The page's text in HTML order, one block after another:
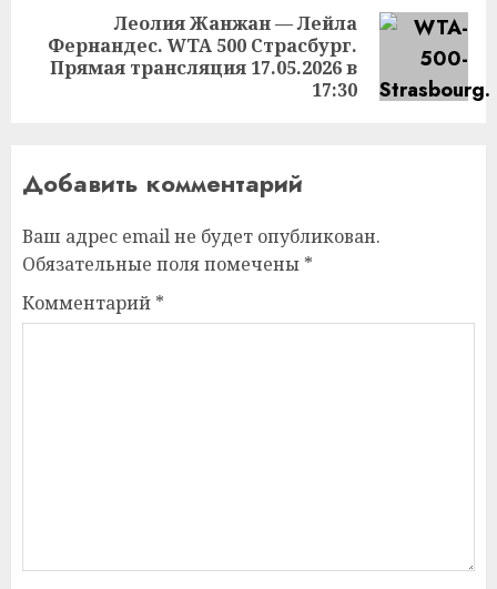
Следующая
запись:
Леолия Жанжан — Лейла
Фернандес. WTA 500 Страсбург.
Прямая трансляция 17.05.2026 в
17:30
Добавить комментарий
Ваш адрес email не будет опубликован.
Обязательные поля помечены *
Комментарий *